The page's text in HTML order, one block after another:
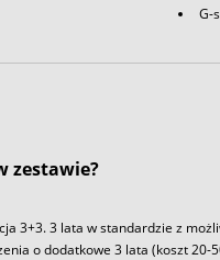
G-
zestawie?
3+3. 3 lata w standardzie z
o dodatkowe 3 lata (koszt 20-